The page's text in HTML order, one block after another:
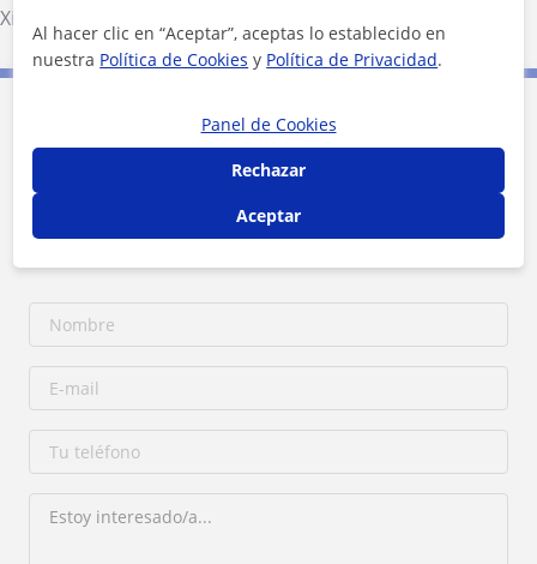
Xirivella
Contacta con Joaquin
1ª clase gratis
Al hacer clic en “Aceptar”, aceptas lo establecido en
nuestra Política de Cookies y Política de Privacidad.
Panel de Cookies
Rechazar
Aceptar